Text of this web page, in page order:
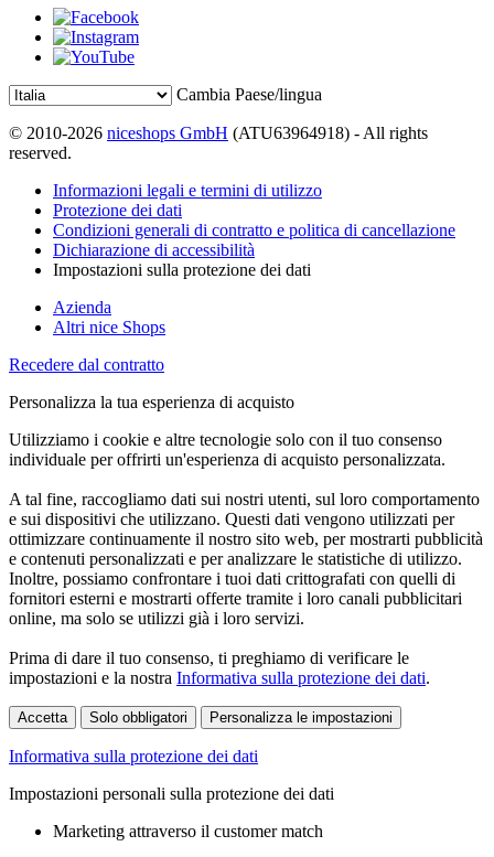
Cambia Paese/lingua
© 2010-2026 niceshops GmbH (ATU63964918) - All rights
reserved.
Informazioni legali e termini di utilizzo
Protezione dei dati
Condizioni generali di contratto e politica di cancellazione
Dichiarazione di accessibilità
Impostazioni sulla protezione dei dati
Azienda
Altri nice Shops
Recedere dal contratto
Personalizza la tua esperienza di acquisto
Utilizziamo i cookie e altre tecnologie solo con il tuo consenso
individuale per offrirti un'esperienza di acquisto personalizzata.
A tal fine, raccogliamo dati sui nostri utenti, sul loro comportamento
e sui dispositivi che utilizzano. Questi dati vengono utilizzati per
ottimizzare continuamente il nostro sito web, per mostrarti pubblicità
e contenuti personalizzati e per analizzare le statistiche di utilizzo.
Inoltre, possiamo confrontare i tuoi dati crittografati con quelli di
fornitori esterni e mostrarti offerte tramite i loro canali pubblicitari
online, ma solo se utilizzi già i loro servizi.
Prima di dare il tuo consenso, ti preghiamo di verificare le
impostazioni e la nostra Informativa sulla protezione dei dati.
Accetta Solo obbligatori Personalizza le impostazioni
Informativa sulla protezione dei dati
Impostazioni personali sulla protezione dei dati
Marketing attraverso il customer match